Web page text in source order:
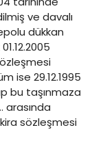
ve davalı
dükkan
ise 29.12.1995
bu taşınmaza
arasında
kira sözleşmesi